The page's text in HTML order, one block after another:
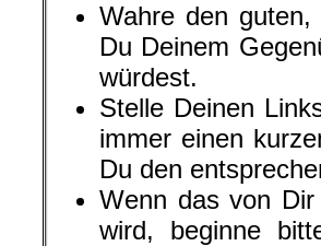
Wahre den
Du Deinem
würdest.
Stelle Deinen
immer einen
Du den
Wenn das von
wird, beginne